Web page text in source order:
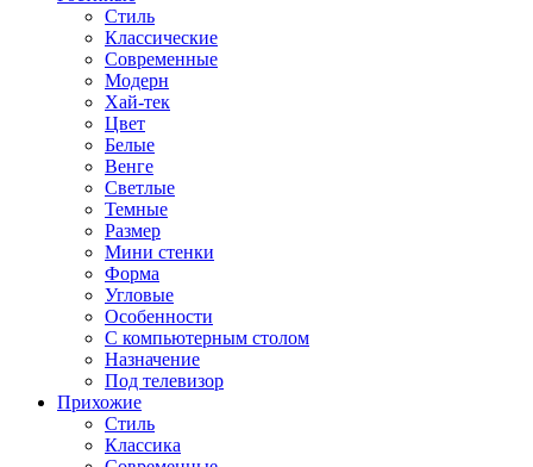
Стиль
Классические
Современные
Модерн
Хай-тек
Цвет
Белые
Венге
Светлые
Темные
Размер
Мини стенки
Форма
Угловые
Особенности
С компьютерным столом
Назначение
Под телевизор
Прихожие
Стиль
Классика